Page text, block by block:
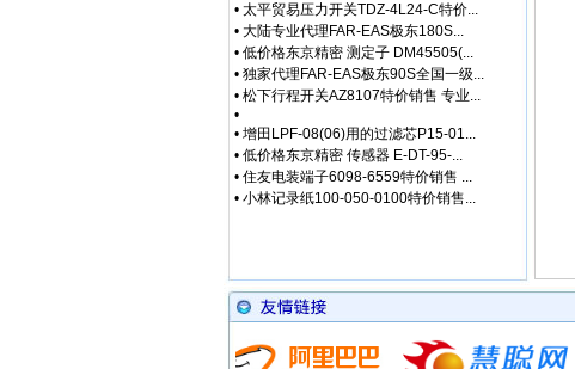
• 太平贸易压力开关TDZ-4L24-C特价...
• 大陆专业代理FAR-EAS极东180S...
• 低价格东京精密 测定子 DM45505(...
• 独家代理FAR-EAS极东90S全国一级...
• 松下行程开关AZ8107特价销售 专业...
•
• 增田LPF-08(06)用的过滤芯P15-01...
• 低价格东京精密 传感器 E-DT-95-...
• 住友电装端子6098-6559特价销售 ...
• 小林记录纸100-050-0100特价销售...